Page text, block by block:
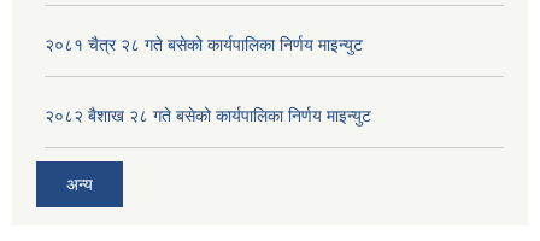
२०८१ चैत्र २८ गते बसेको कार्यपालिका निर्णय माइन्युट
२०८२ बैशाख २८ गते बसेको कार्यपालिका निर्णय माइन्युट
अन्य